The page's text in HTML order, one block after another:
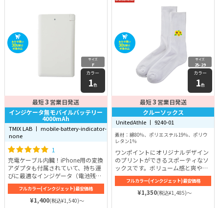
サイズ
F
カラー
1色
最短3 営業日発送
インジケータ無モバイルバッテリー
4000mAh
TMIX LAB 丨 mobile-battery-indicator-
none
1
充電ケーブル内臓！iPhone用の変換
アダプタも付属されていて、持ち運
びに最適なインジゲータ（電池残量
表示）無しのモバイルバッテリーで
フルカラー(インクジェット)最安価格
¥1,400(税込¥1,540)～
サイズ
25-29
カラー
1色
最短3 営業日発送
クルーソックス
UnitedAthle 丨 9240-01
素材：綿80％、ポリエステル19％、ポリウ
レタン1％
ワンポイントにオリジナルデザイン
のプリントができるスポーティなソ
ックスです。ボリューム感と爽やか
さを兼ね揃えた独特な風合いが人気
の秘密♪抗菌・防臭効果のある糸を
使用して作られているため、臭いも
防いでくれます。
フルカラー(インクジェット)最安価格
¥1,350(税込¥1,485)～